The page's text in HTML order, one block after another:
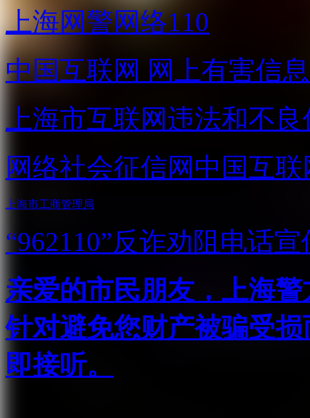
上海网警网络110
中国互联网 网上有害信
上海市互联网违法和不
网络社会征信网 中国互
上海市工商管理局
“962110”反诈劝阻电话宣
亲爱的市民朋友，上海
针对避免您财产被骗受
即接听。